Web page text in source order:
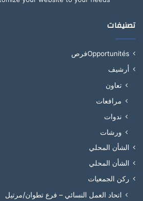
تصنيفات
Opportunitésفرص
أرشيف
تعاون
مرافعات
ندوات
ورشات
الشأن المحلي
الشأن المحلي
ركن الجمعيات
اتحاد العمل النسائي – فرع تطوان/مرتيل